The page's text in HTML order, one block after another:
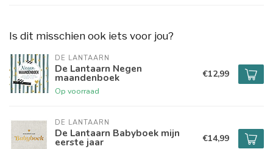
Is dit misschien ook iets voor jou?
DE LANTAARN
De Lantaarn Negen
maandenboek
Op voorraad
€12,99
DE LANTAARN
De Lantaarn Babyboek mijn
eerste jaar €14,99